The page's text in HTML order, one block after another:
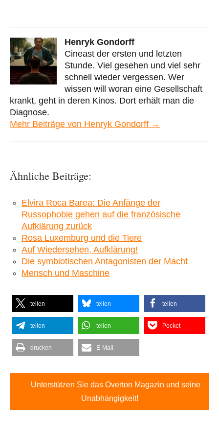
Henryk Gondorff
Cineast der ersten und letzten
Stunde. Viel gesehen und viel sehr
schnell wieder vergessen. Wer
wissen will woran eine Gesellschaft
krankt, geht in deren Kinos. Dort erhält man die
Diagnose.
Mehr Beiträge von Henryk Gondorff →
Ähnliche Beiträge:
Elvira Roca Barea: Die Anfänge der
Russophobie gehen auf die französische
Aufklärung zurück
Rosa Luxemburg und die Tiere
Auf Wiedersehen, Aufklärung!
Die symbiotischen Antagonisten der Macht
Mensch und Maschine
teilen teilen teilen
teilen teilen Pocket
drucken E-Mail
Unterstützen Sie das Overton Magazin und seine
Unabhängigkeit!